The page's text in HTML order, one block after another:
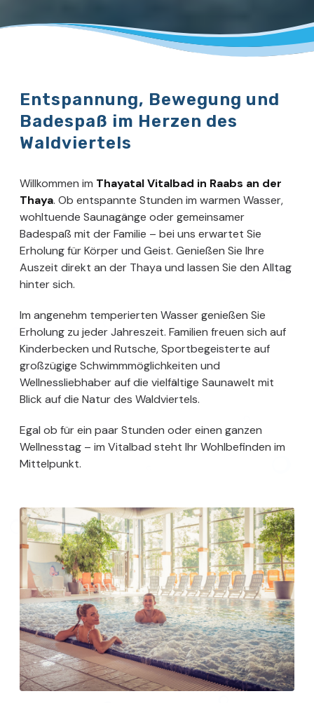
Entspannung, Bewegung und
Badespaß im Herzen des
Waldviertels
Willkommen im Thayatal Vitalbad in Raabs an der
Thaya. Ob entspannte Stunden im warmen Wasser,
wohltuende Saunagänge oder gemeinsamer
Badespaß mit der Familie – bei uns erwartet Sie
Erholung für Körper und Geist. Genießen Sie Ihre
Auszeit direkt an der Thaya und lassen Sie den Alltag
hinter sich.
Im angenehm temperierten Wasser genießen Sie
Erholung zu jeder Jahreszeit. Familien freuen sich auf
Kinderbecken und Rutsche, Sportbegeisterte auf
großzügige Schwimmmöglichkeiten und
Wellnessliebhaber auf die vielfältige Saunawelt mit
Blick auf die Natur des Waldviertels.
Egal ob für ein paar Stunden oder einen ganzen
Wellnesstag – im Vitalbad steht Ihr Wohlbefinden im
Mittelpunkt.